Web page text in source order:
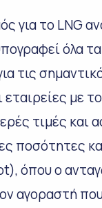
για το LNG
όλα
τις
με
τιμές και
ποσότητες
όπου ο
αγοραστή